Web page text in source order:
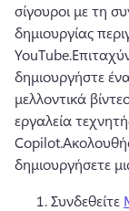
σίγουροι με τη
δημιουργίας
YouTube.
δημιουργήστε
μελλοντικά
εργαλεία
Copilot.
δημιουργήσετε
Συνδεθείτε